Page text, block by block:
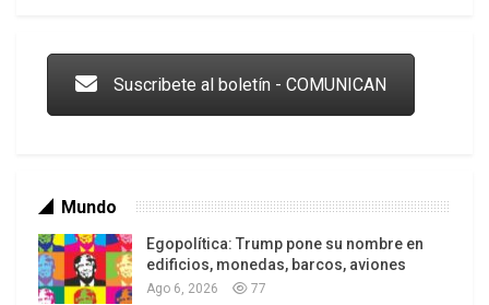
Suscribete al boletín - COMUNICAN
Mundo
Egopolítica: Trump pone su nombre en
edificios, monedas, barcos, aviones
Ago 6, 2026 77